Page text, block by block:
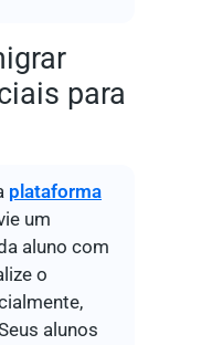
para
plataforma
um
aluno com
o
alunos